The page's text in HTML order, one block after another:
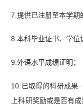
7.提供已注册至本学期
8.本科毕业证书、学位
9.外语水平成绩证明；
10.已取得的科研成果
上科研奖励或是否有